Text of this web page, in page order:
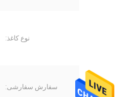
نوع کاغذ:
سفارش سفارشی: